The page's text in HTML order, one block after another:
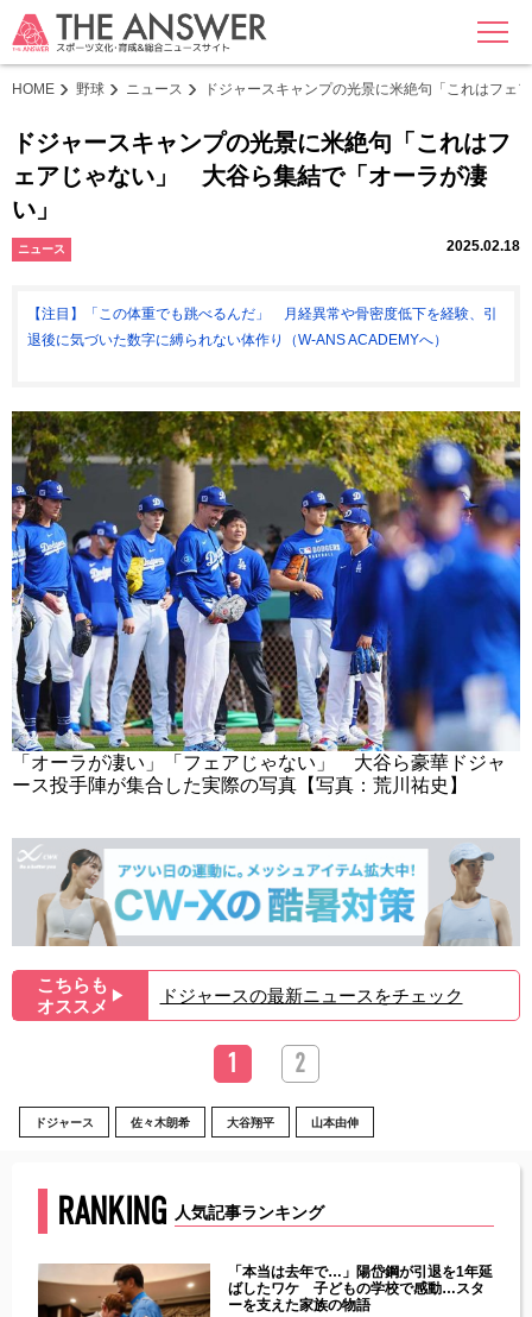
MENU
HOME 野球 ニュース ドジャースキャンプの光景に米絶句「これはフ
ドジャースキャンプの光景に米絶句「これはフ
ェアじゃない」 大谷ら集結で「オーラが凄
い」
ニュース 2025.02.18
【注目】「この体重でも跳べるんだ」 月経異常や骨密度低下を経験、引
退後に気づいた数字に縛られない体作り（W-ANS ACADEMYへ）
「オーラが凄い」「フェアじゃない」 大谷ら豪華ドジャ
ース投手陣が集合した実際の写真【写真：荒川祐史】
こちらも
オススメ ▶︎ ドジャースの最新ニュースをチェック
1 2
ドジャース 佐々木朗希 大谷翔平 山本由伸
RANKING 人気記事ランキング
「本当は去年で…」陽岱鋼が引退を1年延
ばしたワケ 子どもの学校で感動…スタ
ーを支えた家族の物語